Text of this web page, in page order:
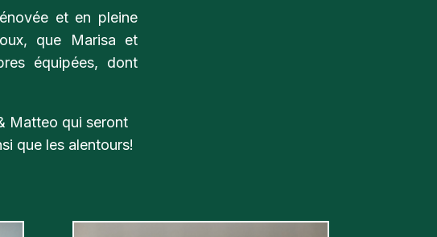
et en pleine
que Marisa et
équipées, dont
Matteo qui seront
que les alentours!